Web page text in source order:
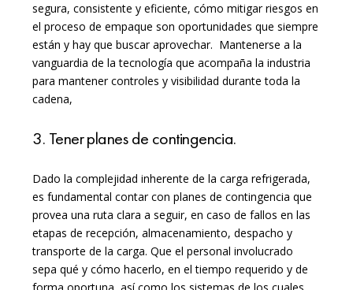
segura, consistente y eficiente, cómo mitigar riesgos en
el proceso de empaque son oportunidades que siempre
están y hay que buscar aprovechar. Mantenerse a la
vanguardia de la tecnología que acompaña la industria
para mantener controles y visibilidad durante toda la
cadena,
3. Tener planes de contingencia.
Dado la complejidad inherente de la carga refrigerada,
es fundamental contar con planes de contingencia que
provea una ruta clara a seguir, en caso de fallos en las
etapas de recepción, almacenamiento, despacho y
transporte de la carga. Que el personal involucrado
sepa qué y cómo hacerlo, en el tiempo requerido y de